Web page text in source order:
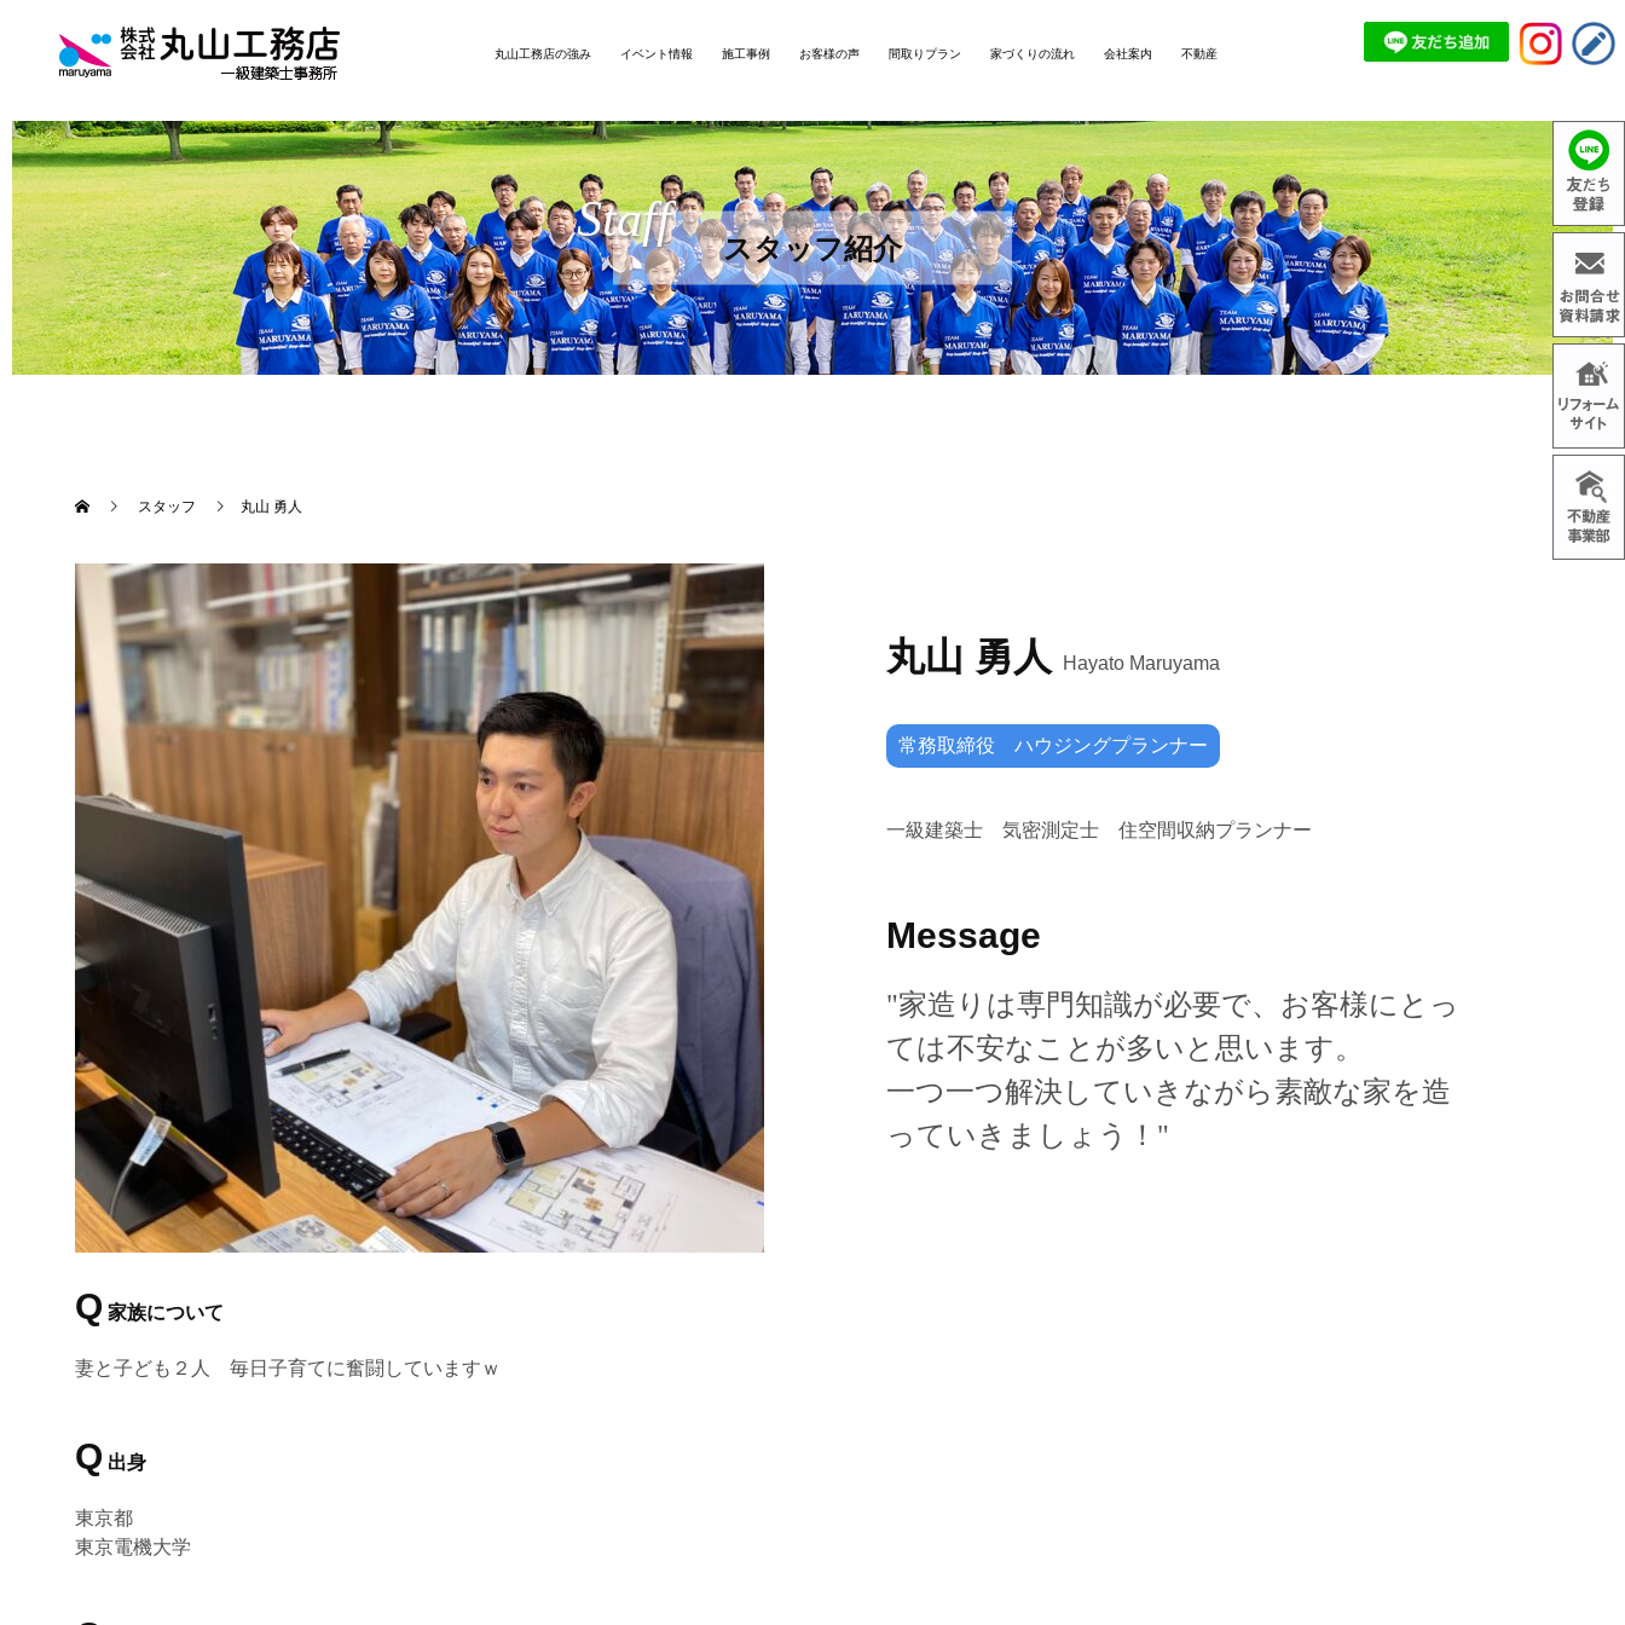
丸山工務店の強み イベント情報 施工事例 お客様の声 間取りプラン 家づくりの流れ 会社案内 不動産
スタッフ紹介
Staff
スタッフ 丸山 勇人
丸山 勇人 Hayato Maruyama
常務取締役 ハウジングプランナー
一級建築士 気密測定士 住空間収納プランナー
Message
"家造りは専門知識が必要で、お客様にとっ
ては不安なことが多いと思います。
一つ一つ解決していきながら素敵な家を造
っていきましょう！"
Q 家族について
妻と子ども２人 毎日子育てに奮闘していますｗ
Q 出身
東京都
東京電機大学